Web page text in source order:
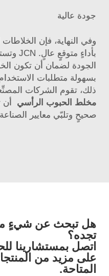
جودة عالية
وفي النهاية، فإن الخلاطات
بأداءٍ متوقعٍ عالٍ. JCN
الجودة لضمان أن تكون
بسهولة متطلبات
ذلك، تقوم الشركات
مخلط الحبوب الرأسي
صحيحٍ وتلبّي معايير
هل تبحث عن شيءٍ
تجده؟
اتصل بمستشارينا
على مزيد من
المتاحة.